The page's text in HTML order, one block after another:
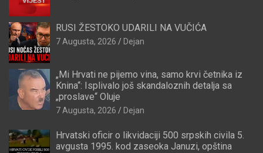
RUSI ŽESTOKO UDARILI NA VUČIĆA
7 Augusta, 2026 Dejan
„Mi Hrvati ne pijemo vina, samo krvi četnika iz
Knina“: Isplivalo još skandaloznih detalja sa
„proslave“ Oluje
7 Augusta, 2026 Dejan
Hrvatski oficir o likvidaciji 500 srpskih civila 5.
avgusta 1995. kod zaseoka Januzi, opština